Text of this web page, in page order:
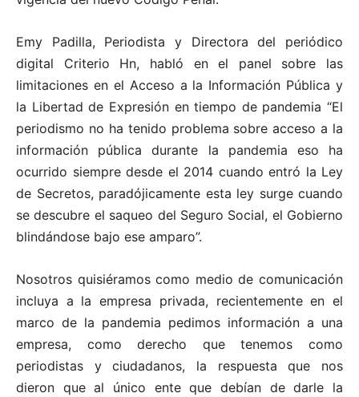
Emy Padilla, Periodista y Directora del periódico
digital Criterio Hn, habló en el panel sobre las
limitaciones en el Acceso a la Información Pública y
la Libertad de Expresión en tiempo de pandemia “El
periodismo no ha tenido problema sobre acceso a la
información pública durante la pandemia eso ha
ocurrido siempre desde el 2014 cuando entró la Ley
de Secretos, paradójicamente esta ley surge cuando
se descubre el saqueo del Seguro Social, el Gobierno
blindándose bajo ese amparo”.
Nosotros quisiéramos como medio de comunicación
incluya a la empresa privada, recientemente en el
marco de la pandemia pedimos información a una
empresa, como derecho que tenemos como
periodistas y ciudadanos, la respuesta que nos
dieron que al único ente que debían de darle la